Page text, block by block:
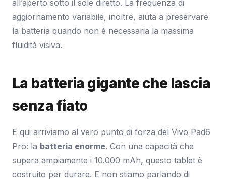
all’aperto sotto il sole diretto. La frequenza di
aggiornamento variabile, inoltre, aiuta a preservare
la batteria quando non è necessaria la massima
fluidità visiva.
La batteria gigante che lascia
senza fiato
E qui arriviamo al vero punto di forza del Vivo Pad6
Pro: la batteria enorme. Con una capacità che
supera ampiamente i 10.000 mAh, questo tablet è
costruito per durare. E non stiamo parlando di